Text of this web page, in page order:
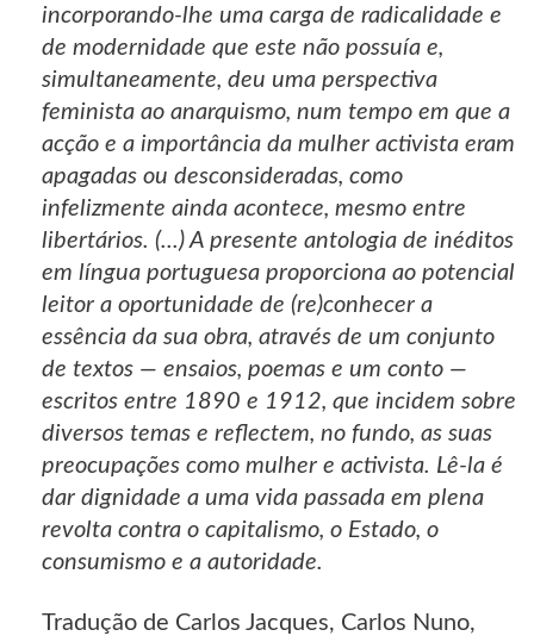
incorporando-lhe uma carga de radicalidade e
de modernidade que este não possuía e,
simultaneamente, deu uma perspectiva
feminista ao anarquismo, num tempo em que a
acção e a importância da mulher activista eram
apagadas ou desconsideradas, como
infelizmente ainda acontece, mesmo entre
libertários. (...) A presente antologia de inéditos
em língua portuguesa proporciona ao potencial
leitor a oportunidade de (re)conhecer a
essência da sua obra, através de um conjunto
de textos — ensaios, poemas e um conto —
escritos entre 1890 e 1912, que incidem sobre
diversos temas e reflectem, no fundo, as suas
preocupações como mulher e activista. Lê-la é
dar dignidade a uma vida passada em plena
revolta contra o capitalismo, o Estado, o
consumismo e a autoridade.
Tradução de Carlos Jacques, Carlos Nuno,